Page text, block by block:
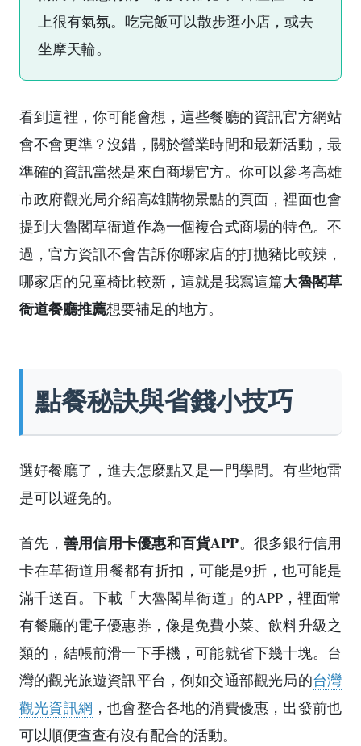
上很有氣氛。吃完飯可以散步逛小店，或去
坐摩天輪。
看到這裡，你可能會想，這些餐廳的資訊官方網站
會不會更準？沒錯，關於營業時間和最新活動，最
準確的資訊當然是來自商場官方。你可以參考高雄
市政府觀光局介紹高雄購物景點的頁面，裡面也會
提到大魯閣草衙道作為一個複合式商場的特色。不
過，官方資訊不會告訴你哪家店的打拋豬比較辣，
哪家店的兒童椅比較新，這就是我寫這篇大魯閣草
衙道餐廳推薦想要補足的地方。
點餐秘訣與省錢小技巧
選好餐廳了，進去怎麼點又是一門學問。有些地雷
是可以避免的。
首先， 善用信用卡優惠和百貨APP。很多銀行信用
卡在草衙道用餐都有折扣，可能是9折，也可能是
滿千送百。下載「大魯閣草衙道」的APP，裡面常
有餐廳的電子優惠券，像是免費小菜、飲料升級之
類的，結帳前滑一下手機，可能就省下幾十塊。台
灣的觀光旅遊資訊平台，例如交通部觀光局的台灣
觀光資訊網 ，也會整合各地的消費優惠，出發前也
可以順便查查有沒有配合的活動。